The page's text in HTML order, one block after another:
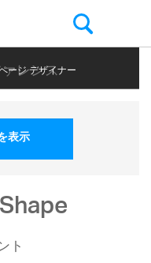
レンス
ージ デザイナー
表示
ト